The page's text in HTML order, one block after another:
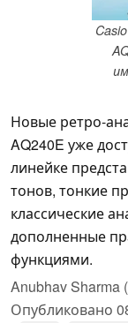
Новые ретро-
AQ240E уже
линейке
тонов, тонкие
классические
дополненные
функциями.
Anubhav Sharma (
Опубликовано